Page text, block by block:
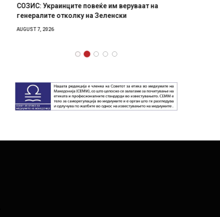
СОЗИС: Украинците повеќе им веруваат на
генералите отколку на Зеленски
AUGUST 7, 2026